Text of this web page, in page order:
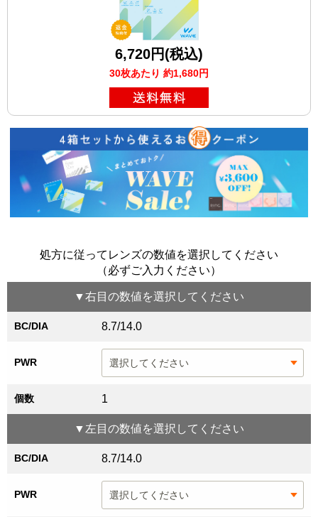
6,720円(税込)
30枚あたり 約1,680円
処方に従ってレンズの数値を選択してください
（必ずご入力ください）
▼右目 の数値を選択してください
BC/DIA 8.7/14.0
PWR
個数 1
▼ 左目 の数値を選択してください
BC/DIA 8.7/14.0
PWR